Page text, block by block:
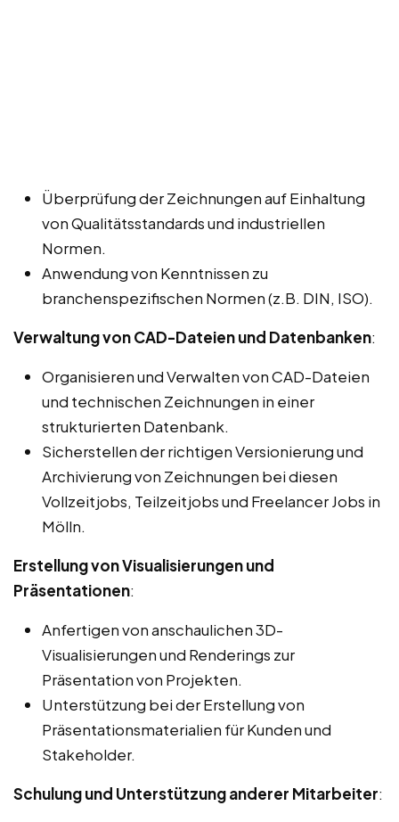
Überprüfung der Zeichnungen auf Einhaltung
von Qualitätsstandards und industriellen
Normen.
Anwendung von Kenntnissen zu
branchenspezifischen Normen (z.B. DIN, ISO).
Verwaltung von CAD-Dateien und Datenbanken:
Organisieren und Verwalten von CAD-Dateien
und technischen Zeichnungen in einer
strukturierten Datenbank.
Sicherstellen der richtigen Versionierung und
Archivierung von Zeichnungen bei diesen
Vollzeitjobs, Teilzeitjobs und Freelancer Jobs in
Mölln.
Erstellung von Visualisierungen und
Präsentationen:
Anfertigen von anschaulichen 3D-
Visualisierungen und Renderings zur
Präsentation von Projekten.
Unterstützung bei der Erstellung von
Präsentationsmaterialien für Kunden und
Stakeholder.
Schulung und Unterstützung anderer Mitarbeiter: